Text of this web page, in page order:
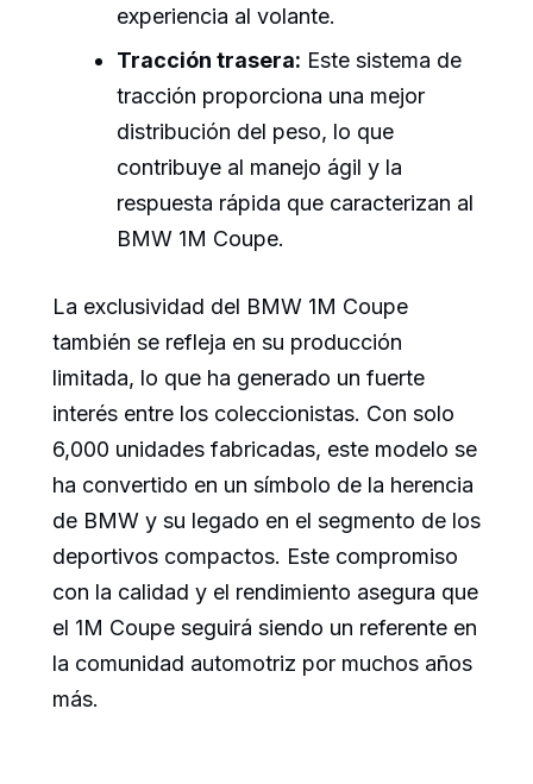
experiencia al volante.
Tracción trasera: Este sistema de
tracción proporciona una mejor
distribución del peso, lo que
contribuye al manejo ágil y la
respuesta rápida que caracterizan al
BMW 1M Coupe.
La exclusividad del BMW 1M Coupe
también se refleja en su producción
limitada, lo que ha generado un fuerte
interés entre los coleccionistas. Con solo
6,000 unidades fabricadas, este modelo se
ha convertido en un símbolo de la herencia
de BMW y su legado en el segmento de los
deportivos compactos. Este compromiso
con la calidad y el rendimiento asegura que
el 1M Coupe seguirá siendo un referente en
la comunidad automotriz por muchos años
más.